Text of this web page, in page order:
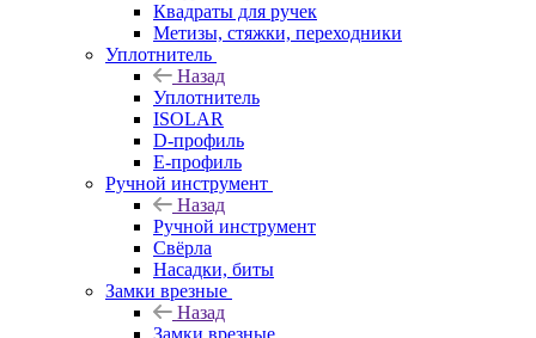
Квадраты для ручек
Метизы, стяжки, переходники
Уплотнитель
Назад
Уплотнитель
ISOLAR
D-профиль
Е-профиль
Ручной инструмент
Назад
Ручной инструмент
Свёрла
Насадки, биты
Замки врезные
Назад
Замки врезные